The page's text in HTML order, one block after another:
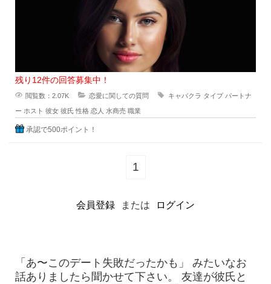
残り12件の回答募集中！
閲覧数：2.07K 恋愛に関しての質問 キャバクラ タイプ パートナ
ー ホスト 彼女 彼氏 性格 恋人 水商売 職業
承認で500ポイント！
1
会員登録 または ログイン
「あ〜このデート失敗だったかも」 みたいなお
話ありましたら聞かせて下さい。 友達が彼氏と